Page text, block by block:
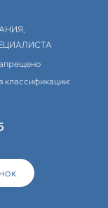
классификации: